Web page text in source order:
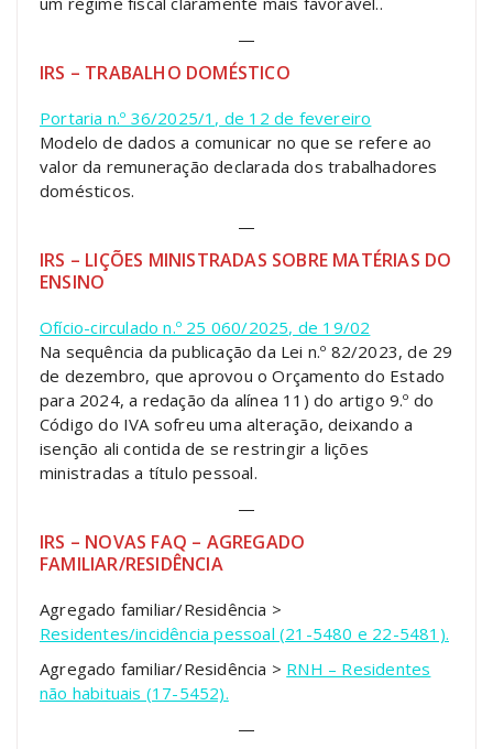
—
IRS – TRABALHO DOMÉSTICO
Portaria n.º 36/2025/1, de 12 de fevereiro
Modelo de dados a comunicar no que se refere ao
valor da remuneração declarada dos trabalhadores
domésticos.
—
IRS – LIÇÕES MINISTRADAS SOBRE MATÉRIAS DO
ENSINO
Ofício-circulado n.º 25 060/2025, de 19/02
Na sequência da publicação da Lei n.º 82/2023, de 29
de dezembro, que aprovou o Orçamento do Estado
para 2024, a redação da alínea 11) do artigo 9.º do
Código do IVA sofreu uma alteração, deixando a
isenção ali contida de se restringir a lições
ministradas a título pessoal.
—
IRS – NOVAS FAQ – AGREGADO
FAMILIAR/RESIDÊNCIA
Agregado familiar/Residência >
Residentes/incidência pessoal (21-5480 e 22-5481).
Agregado familiar/Residência > RNH – Residentes
não habituais (17-5452).
—